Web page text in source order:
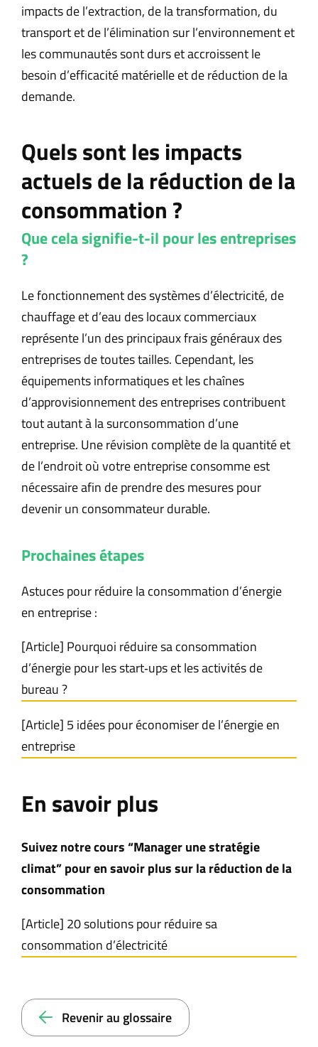
impacts de l’extraction, de la transformation, du
transport et de l’élimination sur l’environnement et
les communautés sont durs et accroissent le
besoin d’efficacité matérielle et de réduction de la
demande.
Quels sont les impacts
actuels de la réduction de la
consommation ?
Que cela signifie-t-il pour les entreprises
?
Le fonctionnement des systèmes d’électricité, de
chauffage et d’eau des locaux commerciaux
représente l’un des principaux frais généraux des
entreprises de toutes tailles. Cependant, les
équipements informatiques et les chaînes
d’approvisionnement des entreprises contribuent
tout autant à la surconsommation d’une
entreprise. Une révision complète de la quantité et
de l’endroit où votre entreprise consomme est
nécessaire afin de prendre des mesures pour
devenir un consommateur durable.
Prochaines étapes
Astuces pour réduire la consommation d’énergie
en entreprise :
[Article] Pourquoi réduire sa consommation
d’énergie pour les start‑ups et les activités de
bureau ?
[Article] 5 idées pour économiser de l’énergie en
entreprise
En savoir plus
Suivez notre cours “Manager une stratégie
climat” pour en savoir plus sur la réduction de la
consommation
[Article] 20 solutions pour réduire sa
consommation d’électricité
Revenir au glossaire